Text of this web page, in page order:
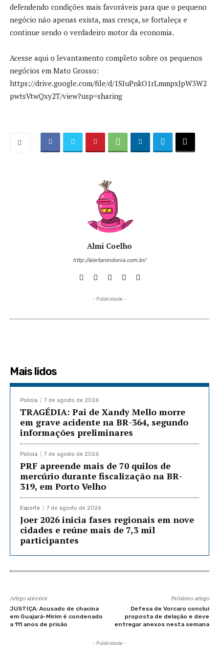
defendendo condições mais favoráveis para que o pequeno
negócio não apenas exista, mas cresça, se fortaleça e
continue sendo o verdadeiro motor da economia.
Acesse aqui o levantamento completo sobre os pequenos
negócios em Mato Grosso:
https://drive.google.com/file/d/1SIuPnkO1rLmmpxJpW3W2
pwtsVtwQxy2T/view?usp=sharing
Almi Coelho
http://alertarondonia.com.br/
- Publicidade -
Mais lidos
Policia 7 de agosto de 2026
TRAGÉDIA: Pai de Xandy Mello morre
em grave acidente na BR-364, segundo
informações preliminares
Policia 7 de agosto de 2026
PRF apreende mais de 70 quilos de
mercúrio durante fiscalização na BR-
319, em Porto Velho
Esporte 7 de agosto de 2026
Joer 2026 inicia fases regionais em nove
cidades e reúne mais de 7,3 mil
participantes
Artigo anterior
JUSTIÇA: Acusado de chacina
em Guajará-Mirim é condenado
a 111 anos de prisão
Próximo artigo
Defesa de Vorcaro conclui
proposta de delação e deve
entregar anexos nesta semana
- Publicidade -